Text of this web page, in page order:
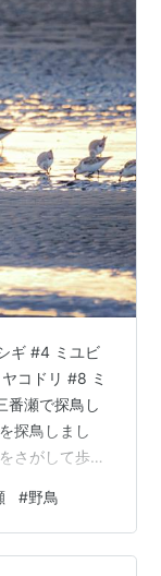
ギ #4 ミユビ
コドリ #8 ミ
番瀬で探鳥し
探鳥しまし
さがして歩い
をOM
らきましたラ
#野鳥